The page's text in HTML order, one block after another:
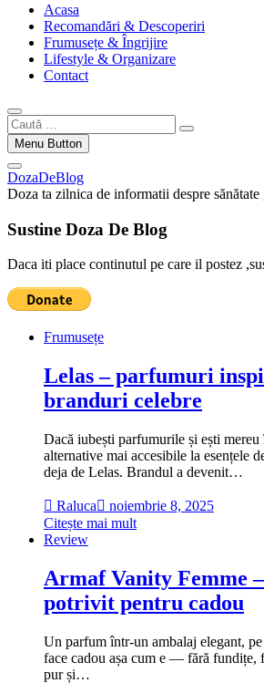
Acasa
Recomandări & Descoperiri
Frumusețe & Îngrijire
Lifestyle & Organizare
Contact
Caută
…Menu Button
DozaDeBlog
Doza ta zilnica de informatii despre
Sustine Doza De Blog
Daca iti place continutul pe care il postez
Frumusețe
Lelas – parfumuri
branduri celebre
Dacă iubești parfumurile și ești mereu
alternative mai accesibile la esențele
deja de Lelas. Brandul a devenit…
Raluca
noiembrie 8, 2025
Citește mai mult
Review
Armaf Vanity Femme
potrivit pentru cadou
Un parfum într-un ambalaj elegant,
face cadou așa cum e — fără fundițe,
pur și…